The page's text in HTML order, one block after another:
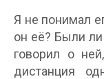
Я не понимал
он её? Были
говорил о
дистанция